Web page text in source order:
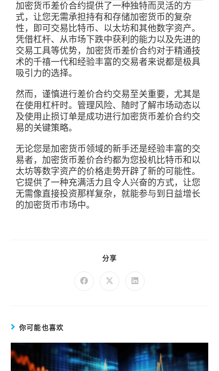
加密货币差价合约提供了一种独特而灵活的方
式，让您无需承担持有和存储加密货币的复杂
性，即可交易比特币、以太坊和其他数字资产。
凭借杠杆、从市场下跌中获利的能力以及先进的
交易工具等优势，加密货币差价合约对于精通技
术的千禧一代和经验丰富的交易者来说都是极具
吸引力的选择。
然而，谨慎进行差价合约交易至关重要，尤其是
在使用杠杆时。管理风险、随时了解市场动态以
及使用止损订单是成功进行加密货币差价合约交
易的关键策略。
无论您是加密货币领域的新手还是经验丰富的交
易者，加密货币差价合约都为您投机比特币和以
太坊等数字资产的价格走势开辟了新的可能性。
它提供了一种充满活力且令人兴奋的方式，让您
无需像直接投资那样复杂，就能参与到日益增长
的加密货币市场中。
分享
你可能也喜欢